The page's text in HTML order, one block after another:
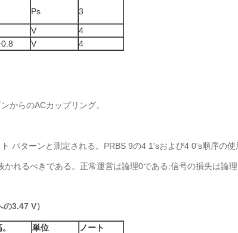
Ps
3
V
4
V 4
からのACカップリング。
パターンと測定される。PRBS 9の4 1'sおよび4 0's順序の使
れるべきである。正常運営は論理0である;信号の損失は論理
3.47 V）
単位
ノート